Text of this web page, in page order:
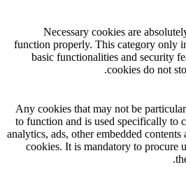
Necessary cookies are
function properly. This category only
basic functionalities and security
cookies do not
Any cookies that may not be
to function and is used specifically to
analytics, ads, other embedded contents
cookies. It is mandatory to procure